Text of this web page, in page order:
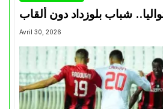
شباب بلوزداد دون ألقاب
Avril 30, 2026